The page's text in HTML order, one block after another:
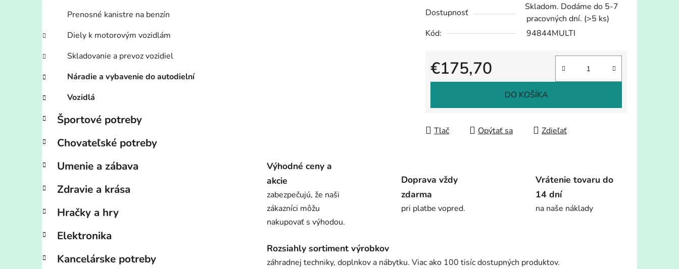
Prenosné kanistre na benzín
Diely k motorovým vozidlám
Skladovanie a prevoz vozidiel
Náradie a vybavenie do autodielní
Vozidlá
Športové potreby
Chovateľské potreby
Umenie a zábava
Zdravie a krása
Hračky a hry
Elektronika
Kancelárske potreby
Dostupnosť
Skladom. Dodáme do 5-7
pracovných dní. (>5 ks)
Kód:
94844MULTI
€175,70
Jednotková cena:
DO KOŠÍKA
Tlač Opýtať sa Zdieľať
Výhodné ceny a
akcie
zabezpečujú, že naši
zákazníci môžu
nakupovať s výhodou.
Doprava vždy
zdarma
pri platbe vopred.
Vrátenie tovaru do
14 dní
na naše náklady
Rozsiahly sortiment výrobkov
záhradnej techniky, doplnkov a nábytku. Viac ako 100 tisíc dostupných produktov.